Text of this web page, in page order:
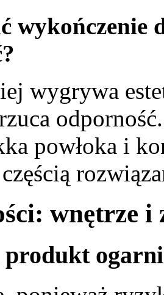
wykończenie
wygrywa
powłoka i
wnętrze i
produkt